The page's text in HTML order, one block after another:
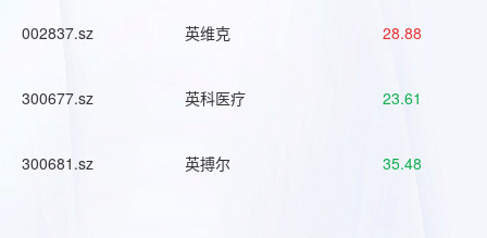
002837.sz 英维克 28.88
300677.sz 英科医疗 23.61
300681.sz 英搏尔 35.48